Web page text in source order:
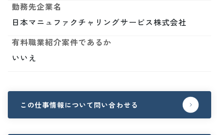
勤務先企業名
日本マニュファクチャリングサービス株式会社
有料職業紹介案件であるか
いいえ
この仕事情報について問い合わせる